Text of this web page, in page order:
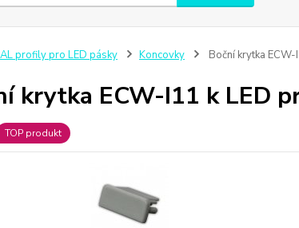
AL profily pro LED pásky Koncovky Boční krytka
krytka ECW-I11 k LED
TOP produkt